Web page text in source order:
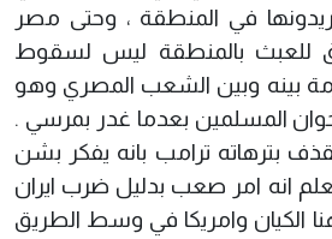
في المنطقة ، وحتى مصر
للعبث بالمنطقة ليس لسقوط
بينه وبين الشعب المصري وهو
المسلمين بعدما غدر بمرسي .
بترهاته ترامب بانه يفكر بشن
انه امر صعب بدليل ضرب ايران
الكيان وامريكا في وسط الطريق